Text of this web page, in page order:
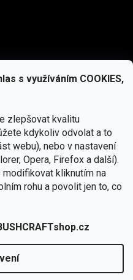
s využíváním COOKIES,
zlepšovat kvalitu
kdykoliv odvolat a to
webu), nebo v nastavení
Opera, Firefox a další).
kliknutím na
rohu a povolit jen to, co
. Všechna práva